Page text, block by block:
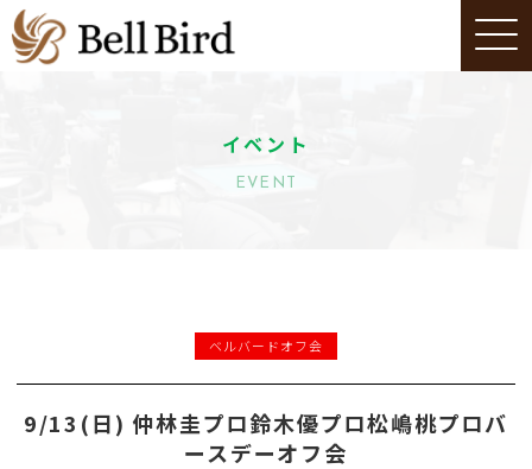
イベント
EVENT
ベルバードオフ会
9/13(日) 仲林圭プロ鈴木優プロ松嶋桃プロバ
ースデーオフ会